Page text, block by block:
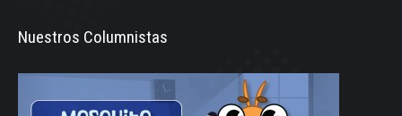
Nuestros Columnistas